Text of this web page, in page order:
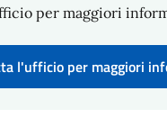
per maggiori
l'ufficio per maggiori